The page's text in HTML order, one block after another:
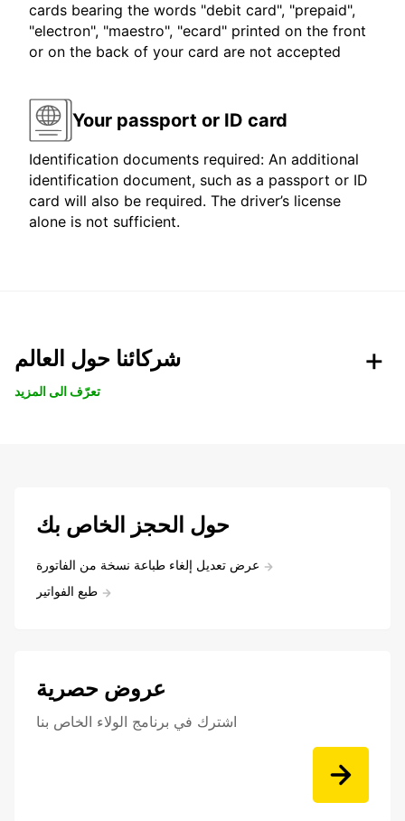
cards bearing the words "debit card", "prepaid",
"electron", "maestro", "ecard" printed on the front
or on the back of your card are not accepted
Your passport or ID card
Identification documents required: An additional
identification document, such as a passport or ID
card will also be required. The driver’s license
alone is not sufficient.
شركائنا حول العالم
تعرّف الى المزيد
حول الحجز الخاص بك
عرض تعديل إلغاء طباعة نسخة من الفاتورة
طبع الفواتير
عروض حصرية
اشترك في برنامج الولاء الخاص بنا